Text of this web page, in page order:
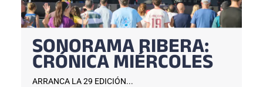
SONORAMA RIBERA:
CRÓNICA MIÉRCOLES
ARRANCA LA 29 EDICIÓN...